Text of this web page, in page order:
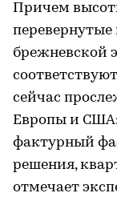
Причем
перевернутые
брежневской
сейчас
Европы и
фактурный
решения,
отмечает